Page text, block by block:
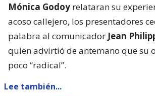
Mónica Godoy relataran su
acoso callejero, los presentadores
palabra al comunicador Jean
quien advirtió de antemano que su
poco “radical”.
Lee también...